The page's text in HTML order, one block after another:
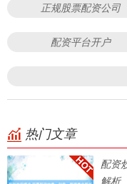
正规股票配资公司
配资平台开户
热门文章
配资
解析